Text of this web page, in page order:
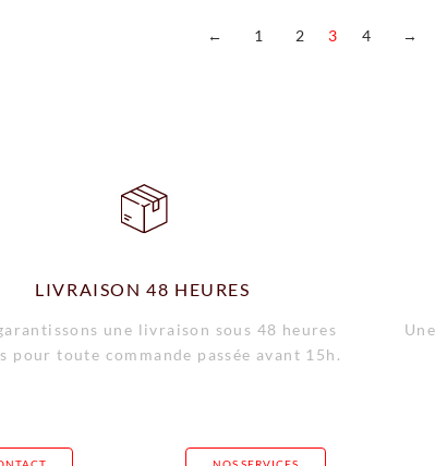
← 1 2 3 4 →
LIVRAISON 48 HEURES
une livraison sous 48 heures
pour toute commande passée avant 15h.